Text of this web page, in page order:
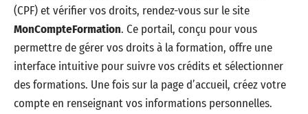
(CPF) et vérifier vos droits, rendez-vous sur le site
MonCompteFormation. Ce portail, conçu pour vous
permettre de gérer vos droits à la formation, offre une
interface intuitive pour suivre vos crédits et sélectionner
des formations. Une fois sur la page d’accueil, créez votre
compte en renseignant vos informations personnelles.